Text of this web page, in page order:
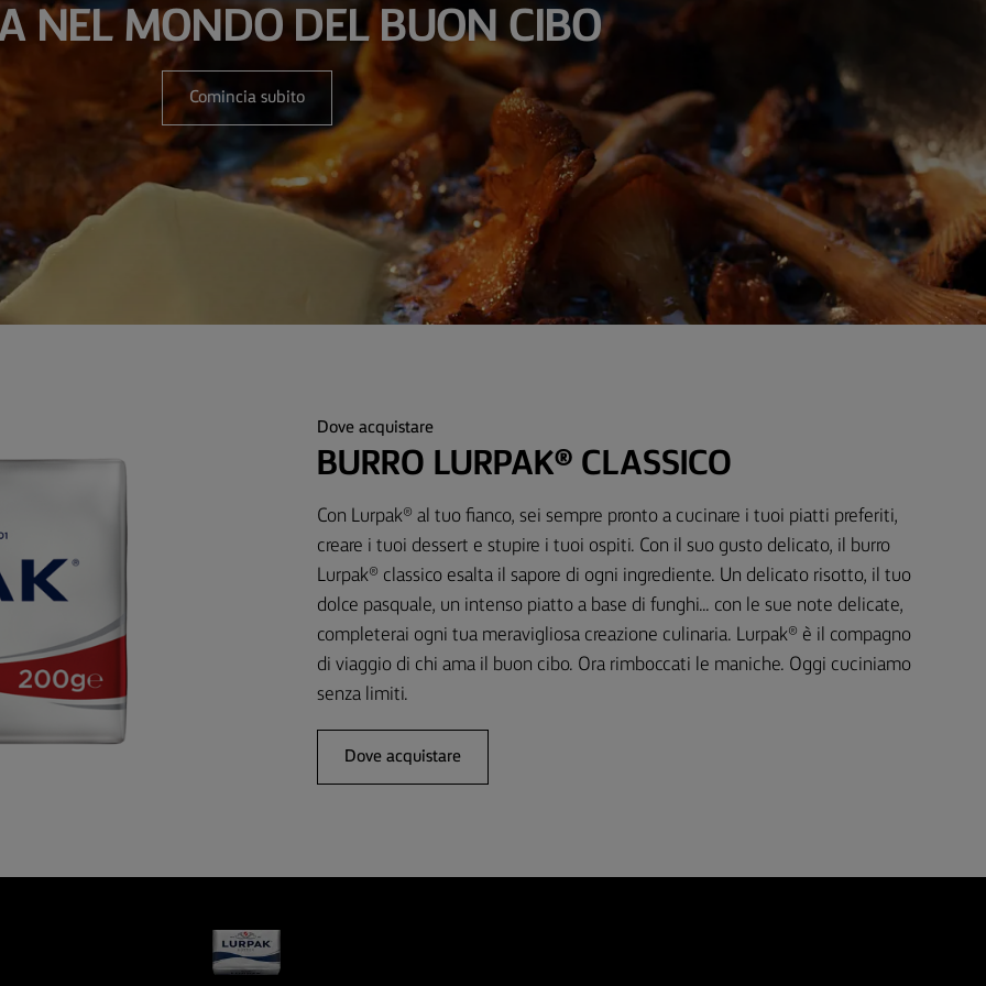
NEL MONDO DEL BUON CIBO
Comincia subito
Dove acquistare
BURRO LURPAK® CLASSICO
Con Lurpak® al tuo fianco, sei sempre pronto a cucinare i tuoi piatti preferiti,
creare i tuoi dessert e stupire i tuoi ospiti. Con il suo gusto delicato, il burro
Lurpak® classico esalta il sapore di ogni ingrediente. Un delicato risotto, il tuo
dolce pasquale, un intenso piatto a base di funghi... con le sue note delicate,
completerai ogni tua meravigliosa creazione culinaria. Lurpak® è il compagno
di viaggio di chi ama il buon cibo. Ora rimboccati le maniche. Oggi cuciniamo
senza limiti.
Dove acquistare